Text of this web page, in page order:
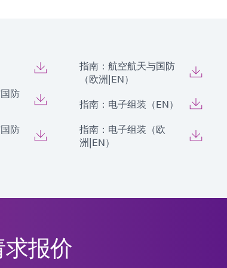
防
防
指南：航空航天与国防
（欧洲|EN）
指南：电子组装（EN）
指南：电子组装（欧
洲|EN）
报价